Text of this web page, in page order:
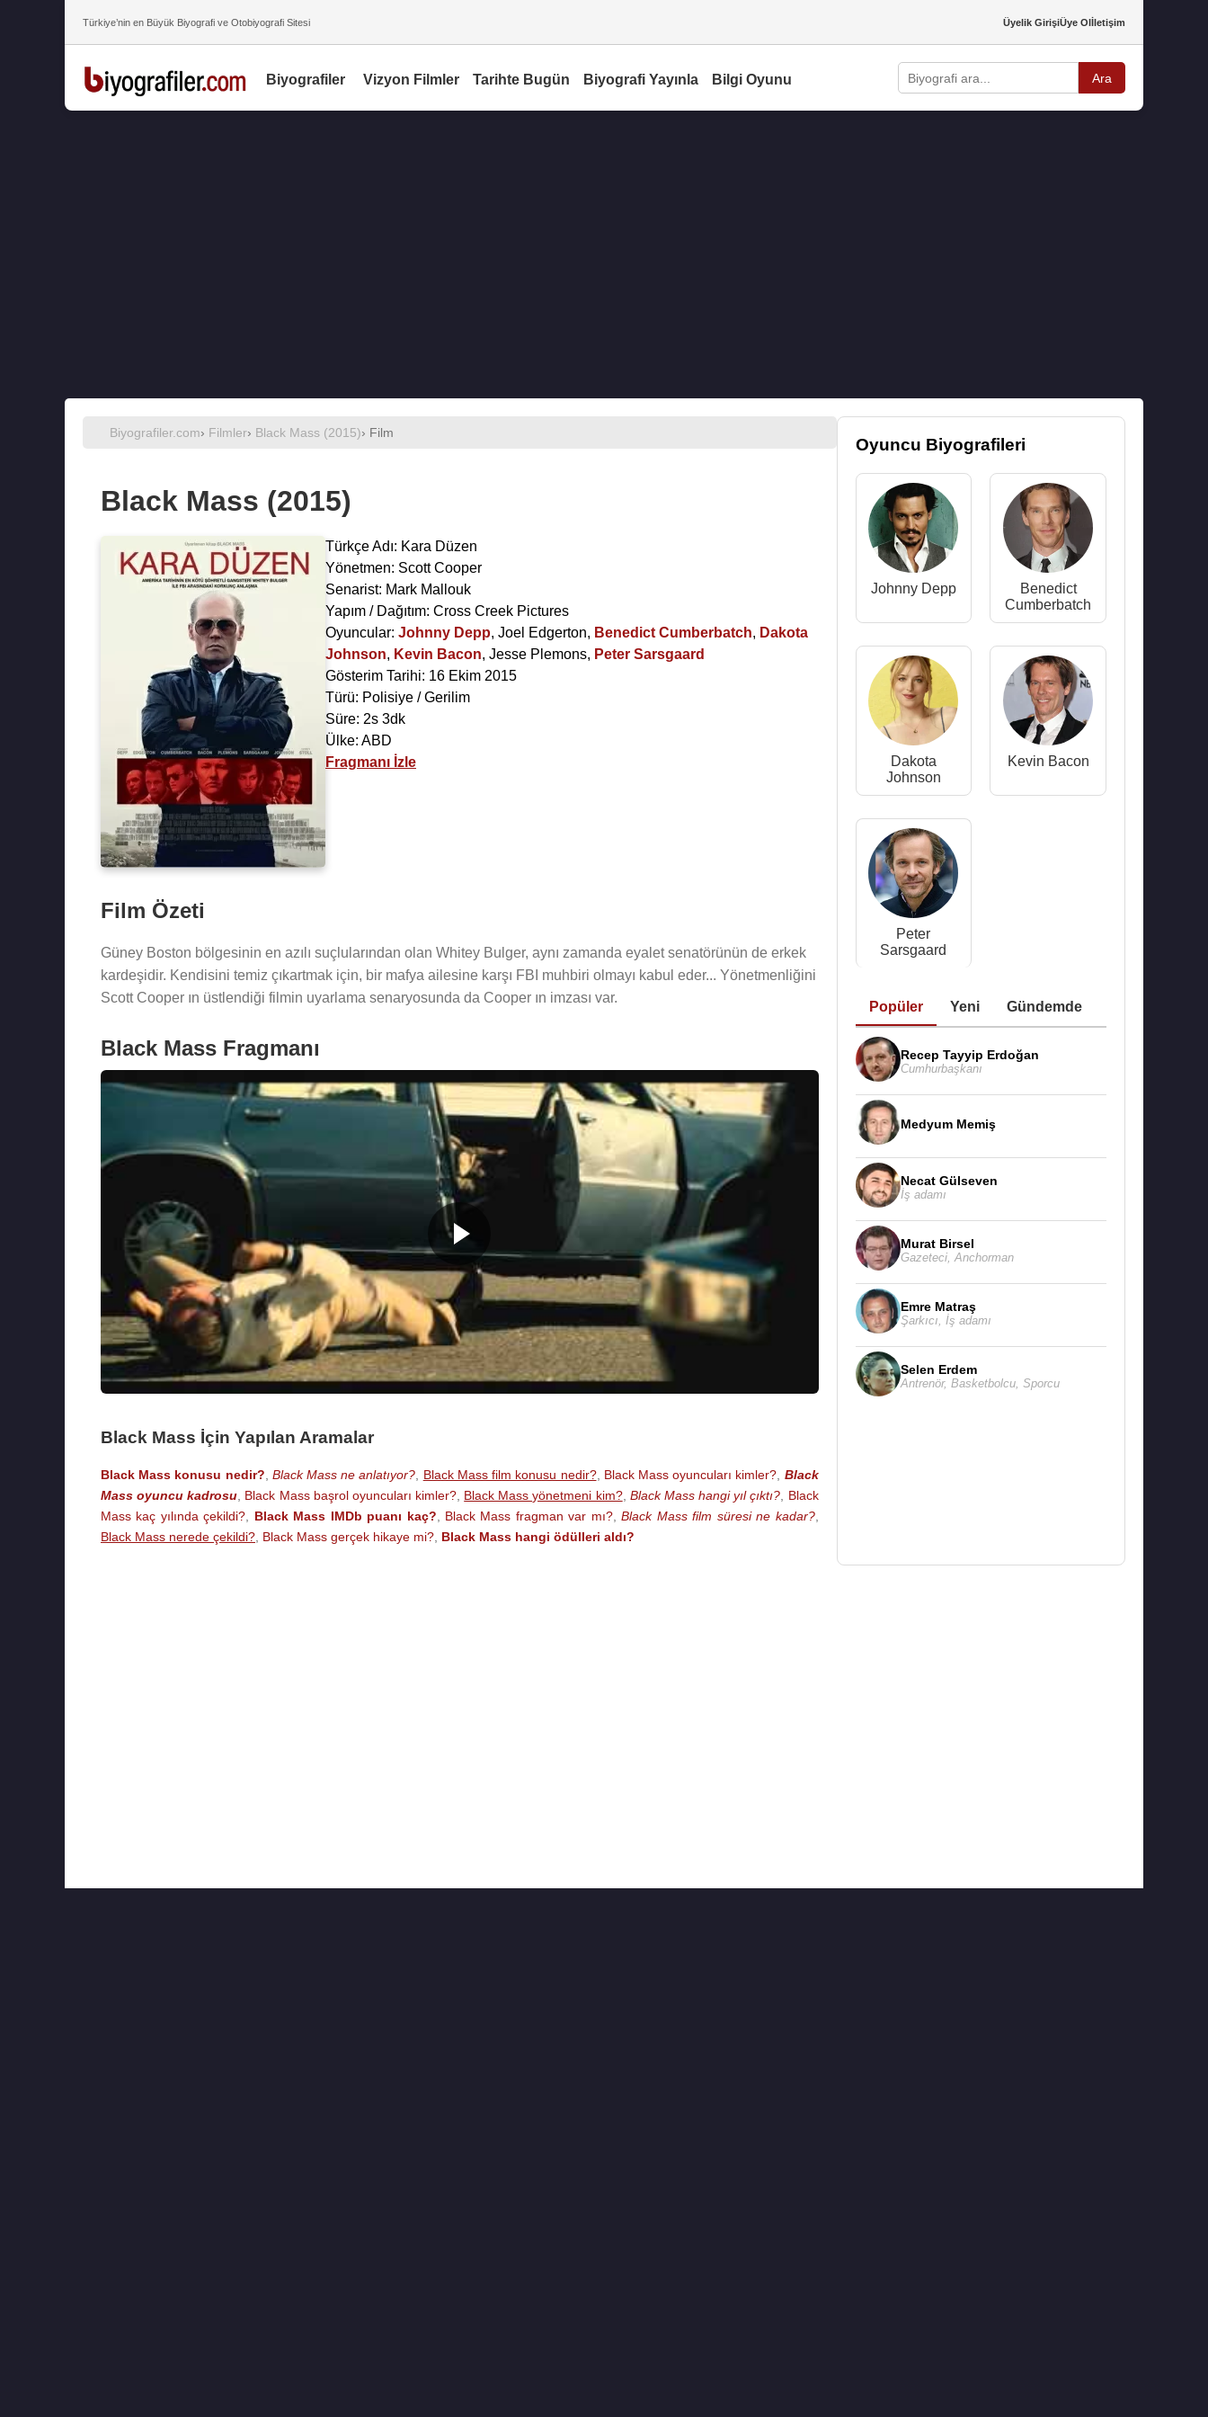
Türkiye’nin en Büyük Biyografi ve Otobiyografi Sitesi Üyelik GirişiÜye Olİletişim
Biyografiler Vizyon Filmler Tarihte Bugün Biyografi Yayınla Bilgi Oyunu Ara
Biyografiler.com› Filmler› Black Mass (2015)› Film
Black Mass (2015)
Türkçe Adı: Kara Düzen
Yönetmen: Scott Cooper
Senarist: Mark Mallouk
Yapım / Dağıtım: Cross Creek Pictures
Oyuncular: Johnny Depp, Joel Edgerton, Benedict Cumberbatch, Dakota
Johnson, Kevin Bacon, Jesse Plemons, Peter Sarsgaard
Gösterim Tarihi: 16 Ekim 2015
Türü: Polisiye / Gerilim
Süre: 2s 3dk
Ülke: ABD
Fragmanı İzle
Film Özeti
Güney Boston bölgesinin en azılı suçlularından olan Whitey Bulger, aynı zamanda eyalet senatörünün de erkek
kardeşidir. Kendisini temiz çıkartmak için, bir mafya ailesine karşı FBI muhbiri olmayı kabul eder... Yönetmenliğini
Scott Cooper ın üstlendiği filmin uyarlama senaryosunda da Cooper ın imzası var.
Black Mass Fragmanı
Black Mass İçin Yapılan Aramalar
Black Mass konusu nedir? Black Mass ne anlatıyor? Black Mass film konusu nedir?, Black Mass oyuncuları kimler? Black
Mass oyuncu kadrosu Black Mass başrol oyuncuları kimler? Black Mass yönetmeni kim?, Black Mass hangi yıl çıktı?
Black
Mass kaç yılında çekildi?
Black Mass IMDb puanı kaç? Black Mass fragman var mı?,Black Mass film süresi ne kadar?,
Black Mass nerede çekildi? Black Mass gerçek hikaye mi? Black Mass hangi ödülleri aldı?
Oyuncu Biyografileri
Johnny Depp
Benedict
Cumberbatch
Dakota
Johnson
Kevin Bacon
Peter
Sarsgaard
Popüler Yeni Gündemde
Recep Tayyip Erdoğan
Cumhurbaşkanı
Medyum Memiş
Necat Gülseven
İş adamı
Murat Birsel
Gazeteci, Anchorman
Emre Matraş
Şarkıcı İş adamı
Selen Erdem
Antrenör, Basketbolcu, Sporcu